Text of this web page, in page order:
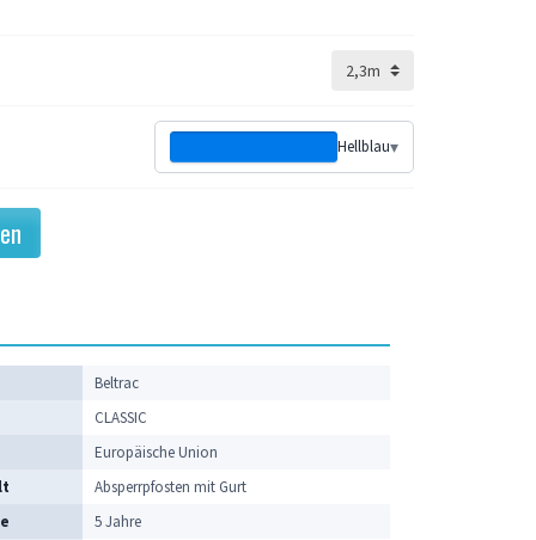
Hellblau▾
Beltrac
CLASSIC
Europäische Union
Absperrpfosten mit Gurt
5 Jahre